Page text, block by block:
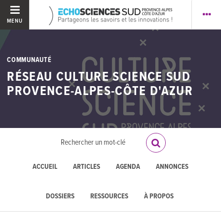
MENU
COMMUNAUTÉ
RÉSEAU CULTURE SCIENCE SUD
PROVENCE-ALPES-CÔTE D'AZUR
ACCUEIL ARTICLES AGENDA ANNONCES
DOSSIERS RESSOURCES À PROPOS